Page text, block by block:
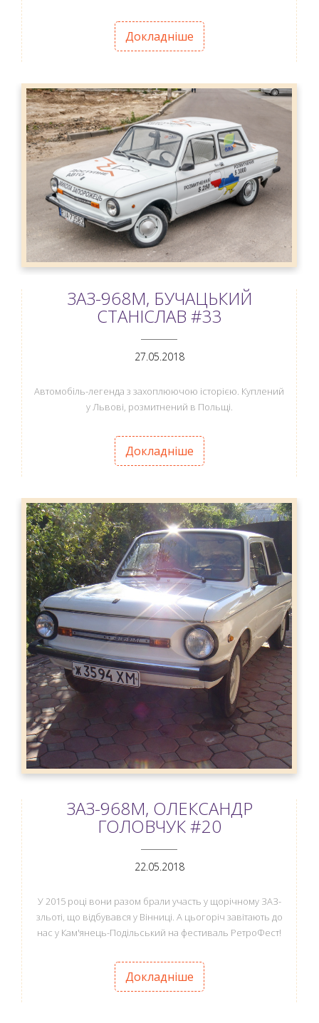
Докладніше
ЗАЗ-968М, БУЧАЦЬКИЙ
СТАНІСЛАВ #33
ANEMPTYTEXTLLINE
27.05.2018
Автомобіль-легенда з захоплюючою історією. Куплений
у Львові, розмитнений в Польщі.
Докладніше
ЗАЗ-968М, ОЛЕКСАНДР
ГОЛОВЧУК #20
22.05.2018
У 2015 році вони разом брали участь у щорічному ЗАЗ-
зльоті, що відбувався у Вінниці. А цьогоріч завітають до
нас у Кам'янець-Подільський на фестиваль РетроФест!
Докладніше